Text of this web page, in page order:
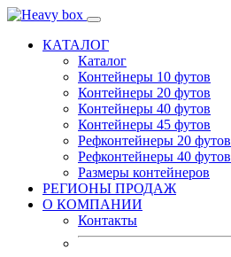
КАТАЛОГ
Каталог
Контейнеры 10 футов
Контейнеры 20 футов
Контейнеры 40 футов
Контейнеры 45 футов
Рефконтейнеры 20 футов
Рефконтейнеры 40 футов
Размеры контейнеров
РЕГИОНЫ ПРОДАЖ
О КОМПАНИИ
Контакты